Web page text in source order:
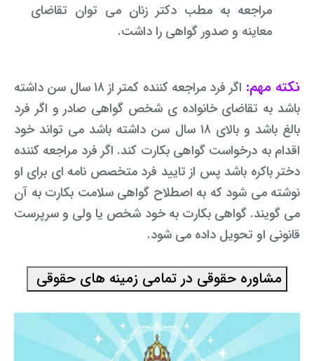
مراجعه به مطب دکتر زنان می توان تقاضای
معاینه و صدور گواهی را داشت.
نکته مهم:
اگر فرد مراجعه کننده کمتر از ۱۸ سال سن داشته
باشد به تقاضای خانواده ی شخص گواهی صادر و اگر فرد
بالغ باشد و بالای ۱۸ سال سن داشته باشد می تواند خود
اقدام به درخواست گواهی بکارت کند. اگر فرد مراجعه کننده
دختر باکره باشد پس از تایید فرد متخصص نامه ای برای او
نوشته می شود که به اصطلاح گواهی سلامت بکارت به آن
می گویند. گواهی بکارت به خود شخص یا ولی و سرپرست
قانونی او تحویل داده می شود.